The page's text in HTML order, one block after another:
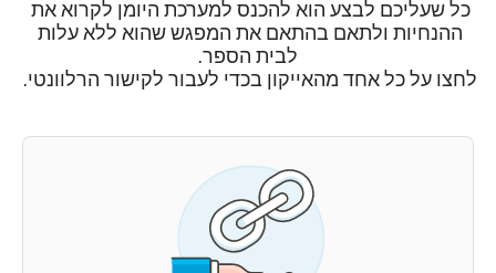
לחצו על כל אחד מהאייקון בכדי לעבור לקישור הרלוונטי.